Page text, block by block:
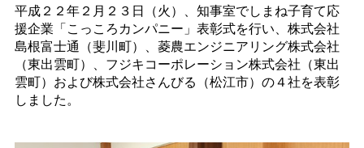
平成２２年２月２３日（火）、知事室でしまね子育て応
援企業「こっころカンパニー」表彰式を行い、株式会社
島根富士通（斐川町）、菱農エンジニアリング株式会社
（東出雲町）、フジキコーポレーション株式会社（東出
雲町）および株式会社さんびる（松江市）の４社を表彰
しました。